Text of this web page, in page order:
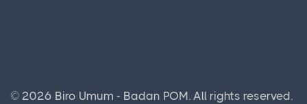
© 2026 Biro Umum - Badan POM. All rights reserved.